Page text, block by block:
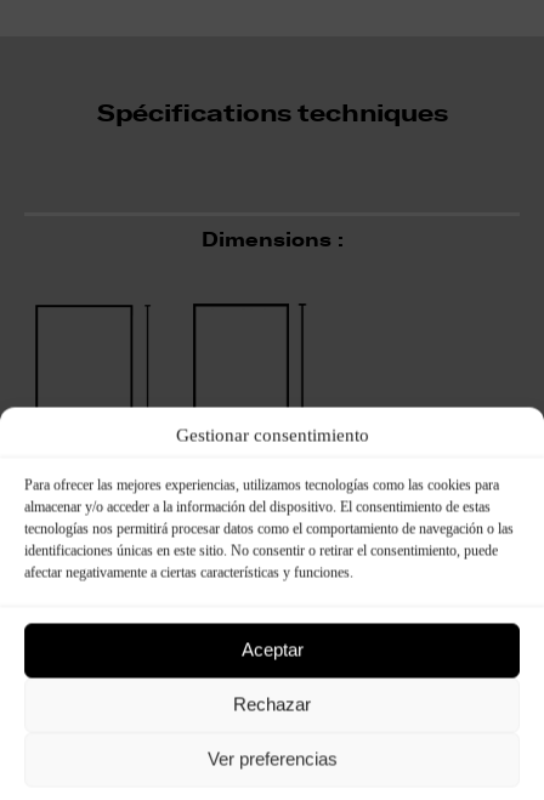
Gestionar consentimiento
Para ofrecer las mejores experiencias, utilizamos tecnologías como las cookies para
almacenar y/o acceder a la información del dispositivo. El consentimiento de estas
tecnologías nos permitirá procesar datos como el comportamiento de navegación o las
identificaciones únicas en este sitio. No consentir o retirar el consentimiento, puede
afectar negativamente a ciertas características y funciones.
Aceptar
Rechazar
Ver preferencias
Spécifications techniques
Dimensions :